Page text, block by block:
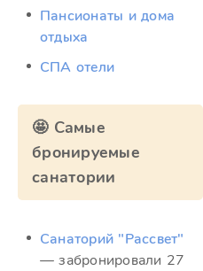
Пансионаты и дома
отдыха
СПА отели
🤩 Самые
бронируемые
санатории
Санаторий "Рассвет"
— забронировали 27